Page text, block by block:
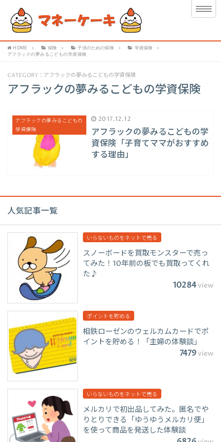
HOME 保険 子供のための保険
学資保険
アフラックの夢みるこどもの学資保険
CATEGORY：アフラックの夢みるこどもの学資保険
アフラックの夢みるこどもの学資保険
アフラックの夢みるこどもの
学資保険
2017.12.12
アフラックの夢みるこどもの学
資保険「子育てママがおすすめ
する理由」
人気記事一覧
いらないものをネットで売る
スノーボードを買取モンスターで売っ
てみた！10年前の板でも買取ってくれ
た♪
10284view
ポイントを貯める
相鉄ローゼンのウェルカムカードでポ
イントを貯める！「主婦の体験談」
7479view
いらないものをネットで売る
メルカリで初出品してみた。匿名でや
りとりできる「ゆうゆうメルカリ便」
を使って商品を発送した体験談